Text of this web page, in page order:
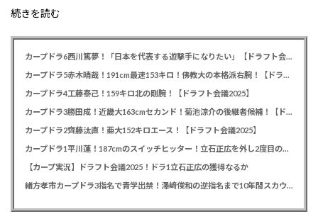
続きを読む
カープドラ6西川篤夢！「日本を代表する遊撃手になりたい」【ドラフト会議2025】
カープドラ5赤木晴哉！191cm最速153キロ！佛教大の本格派右腕！【ドラフト会議2025】
カープドラ4工藤泰己！159キロ北の剛腕！【ドラフト会議2025】
カープドラ3勝田成！近畿大163cmセカンド！菊池涼介の後継者候補！【ドラフト会議2025】
カープドラ2齊藤汰直！亜大152キロエース！【ドラフト会議2025】
カープドラ1平川蓮！187cmのスイッチヒッター！立石正広を外し2度目の重複も新井監督がクジを引き当てる！【ドラフト会議2025】
【カープ実況】ドラフト会議2025！ドラ1立石正広の獲得なるか
緒方孝市カープドラ3指名で青学出禁！澤﨑俊和の逆指名まで10年間スカウト出禁